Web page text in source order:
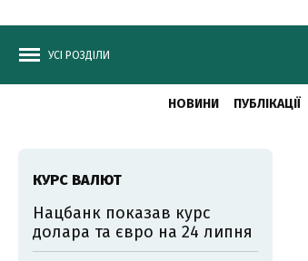
УСІ РОЗДІЛИ
НОВИНИ ПУБЛІКАЦІЇ
КУРС ВАЛЮТ
Нацбанк показав курс
долара та євро на 24 липня